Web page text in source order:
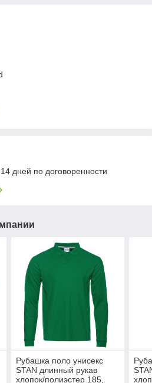
дней по договоренности
Рубашка поло унисекс
STAN длинный рукав
хлопок/полиэстер 185,